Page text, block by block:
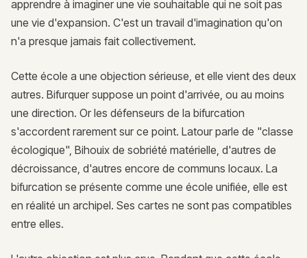
apprendre à imaginer une vie souhaitable qui ne soit pas
une vie d'expansion. C'est un travail d'imagination qu'on
n'a presque jamais fait collectivement.
Cette école a une objection sérieuse, et elle vient des deux
autres. Bifurquer suppose un point d'arrivée, ou au moins
une direction. Or les défenseurs de la bifurcation
s'accordent rarement sur ce point. Latour parle de "classe
écologique", Bihouix de sobriété matérielle, d'autres de
décroissance, d'autres encore de communs locaux. La
bifurcation se présente comme une école unifiée, elle est
en réalité un archipel. Ses cartes ne sont pas compatibles
entre elles.